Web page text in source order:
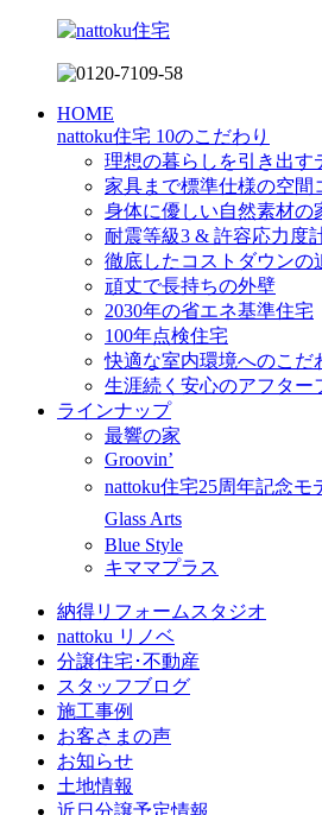
HOME
nattoku住宅 10のこだわり
理想の暮らしを引き出す
家具まで標準仕様の空間
身体に優しい自然素材の
耐震等級3 & 許容応力度
徹底したコストダウンの
頑丈で長持ちの外壁
2030年の省エネ基準住宅
100年点検住宅
快適な室内環境へのこだ
生涯続く安心のアフター
ラインナップ
最響の家
Groovin’
nattoku住宅25周年記念モ
Glass Arts
Blue Style
キママプラス
納得リフォームスタジオ
nattoku リノベ
分譲住宅･不動産
スタッフブログ
施工事例
お客さまの声
お知らせ
土地情報
近日分譲予定情報